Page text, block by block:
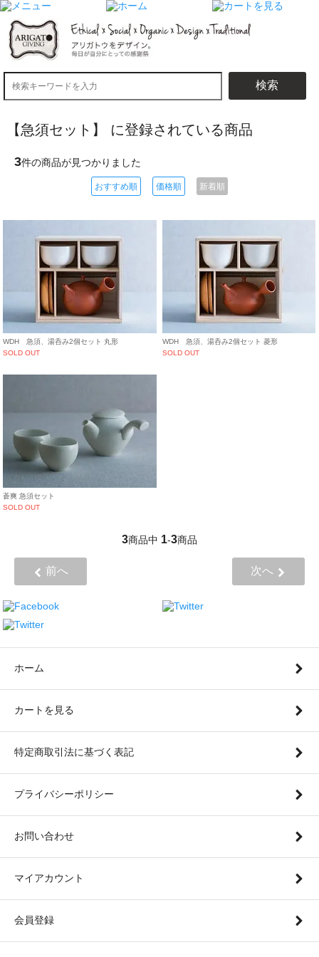
検索
【急須セット】 に登録されている商品
3件の商品が見つかりました
おすすめ順 価格順 新着順
WDH 急須、湯呑み2個セット 丸形
SOLD OUT
WDH 急須、湯呑み2個セット 菱形
SOLD OUT
蒼爽 急須セット
SOLD OUT
3商品中 1-3商品
前へ 次へ
ホーム
カートを見る
特定商取引法に基づく表記
プライバシーポリシー
お問い合わせ
マイアカウント
会員登録